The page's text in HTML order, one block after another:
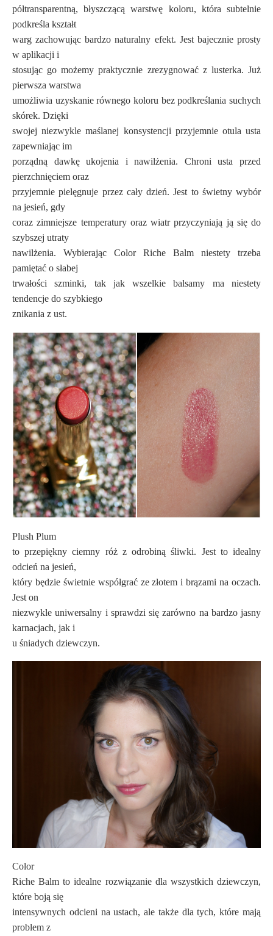
półtransparentną, błyszczącą warstwę koloru, która subtelnie
podkreśla kształt
warg zachowując bardzo naturalny efekt. Jest bajecznie prosty
w aplikacji i
stosując go możemy praktycznie zrezygnować z lusterka. Już
pierwsza warstwa
umożliwia uzyskanie równego koloru bez podkreślania suchych
skórek. Dzięki
swojej niezwykle maślanej konsystencji przyjemnie otula usta
zapewniając im
porządną dawkę ukojenia i nawilżenia. Chroni usta przed
pierzchnięciem oraz
przyjemnie pielęgnuje przez cały dzień. Jest to świetny wybór
na jesień, gdy
coraz zimniejsze temperatury oraz wiatr przyczyniają ją się do
szybszej utraty
nawilżenia. Wybierając Color Riche Balm niestety trzeba
pamiętać o słabej
trwałości szminki, tak jak wszelkie balsamy ma niestety
tendencje do szybkiego
znikania z ust.
Plush Plum
to przepiękny ciemny róż z odrobiną śliwki. Jest to idealny
odcień na jesień,
który będzie świetnie współgrać ze złotem i brązami na oczach.
Jest on
niezwykle uniwersalny i sprawdzi się zarówno na bardzo jasny
karnacjach, jak i
u śniadych dziewczyn.
Color
Riche Balm to idealne rozwiązanie dla wszystkich dziewczyn,
które boją się
intensywnych odcieni na ustach, ale także dla tych, które mają
problem z